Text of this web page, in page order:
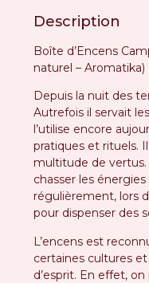
Description
Boîte d’Encens
naturel – Aromatika)
Depuis la nuit des
Autrefois il servait
l’utilise encore
pratiques et rituels.
multitude de
chasser les
régulièrement, lors
pour dispenser des
L’encens est
certaines cultures
d’esprit. En effet,